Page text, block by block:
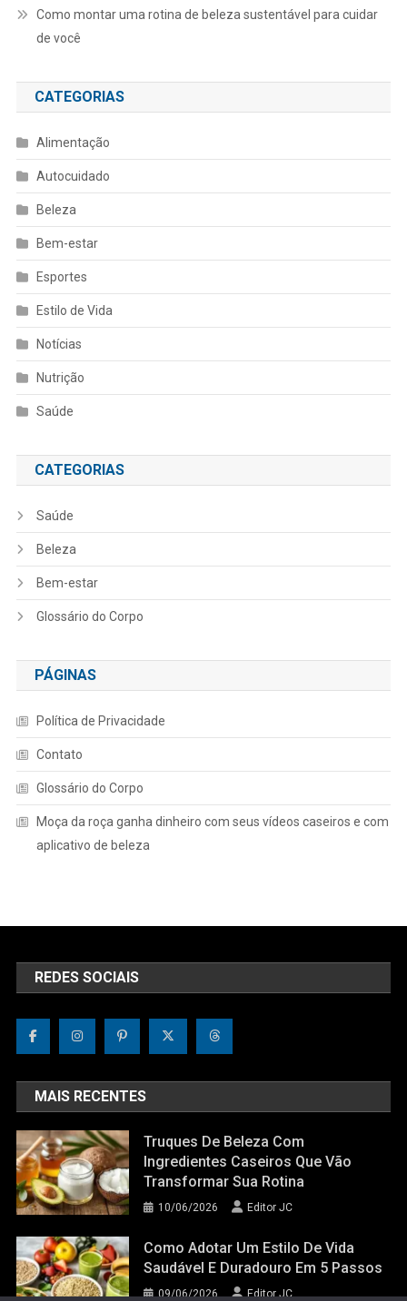
Como montar uma rotina de beleza sustentável para cuidar
de você
CATEGORIAS
Alimentação
Autocuidado
Beleza
Bem-estar
Esportes
Estilo de Vida
Notícias
Nutrição
Saúde
CATEGORIAS
Saúde
Beleza
Bem-estar
Glossário do Corpo
PÁGINAS
Política de Privacidade
Contato
Glossário do Corpo
Moça da roça ganha dinheiro com seus vídeos caseiros e com
aplicativo de beleza
REDES SOCIAIS
MAIS RECENTES
Truques De Beleza Com
Ingredientes Caseiros Que Vão
Transformar Sua Rotina
10/06/2026 Editor JC
Como Adotar Um Estilo De Vida
Saudável E Duradouro Em 5 Passos
09/06/2026 Editor JC